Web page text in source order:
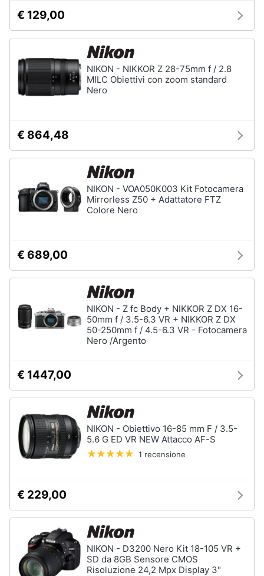
€ 129,00
NIKON - NIKKOR Z 28-75mm f / 2.8
MILC Obiettivi con zoom standard
Nero
€ 864,48
NIKON - VOA050K003 Kit Fotocamera
Mirrorless Z50 + Adattatore FTZ
Colore Nero
€ 689,00
NIKON - Z fc Body + NIKKOR Z DX 16-
50mm f / 3.5-6.3 VR + NIKKOR Z DX
50-250mm f / 4.5-6.3 VR - Fotocamera
Nero /Argento
€ 1447,00
NIKON - Obiettivo 16-85 mm F / 3.5-
5.6 G ED VR NEW Attacco AF-S
1 recensione
€ 229,00
NIKON - D3200 Nero Kit 18-105 VR +
SD da 8GB Sensore CMOS
Risoluzione 24,2 Mpx Display 3"